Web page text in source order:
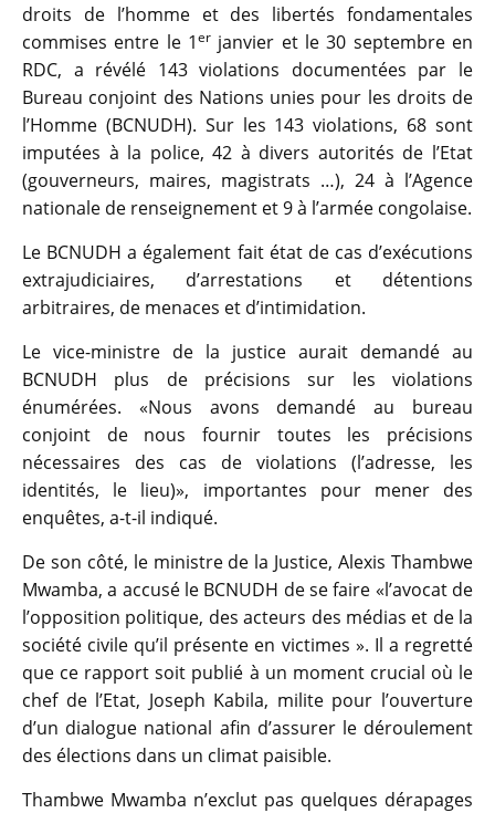
droits de l’homme et des libertés fondamentales
commises entre le 1er janvier et le 30 septembre en
RDC, a révélé 143 violations documentées par le
Bureau conjoint des Nations unies pour les droits de
l’Homme (BCNUDH). Sur les 143 violations, 68 sont
imputées à la police, 42 à divers autorités de l’Etat
(gouverneurs, maires, magistrats …), 24 à l’Agence
nationale de renseignement et 9 à l’armée congolaise.
Le BCNUDH a également fait état de cas d’exécutions
extrajudiciaires, d’arrestations et détentions
arbitraires, de menaces et d’intimidation.
Le vice-ministre de la justice aurait demandé au
BCNUDH plus de précisions sur les violations
énumérées. «Nous avons demandé au bureau
conjoint de nous fournir toutes les précisions
nécessaires des cas de violations (l’adresse, les
identités, le lieu)», importantes pour mener des
enquêtes, a-t-il indiqué.
De son côté, le ministre de la Justice, Alexis Thambwe
Mwamba, a accusé le BCNUDH de se faire «l’avocat de
l’opposition politique, des acteurs des médias et de la
société civile qu’il présente en victimes ». Il a regretté
que ce rapport soit publié à un moment crucial où le
chef de l’Etat, Joseph Kabila, milite pour l’ouverture
d’un dialogue national afin d’assurer le déroulement
des élections dans un climat paisible.
Thambwe Mwamba n’exclut pas quelques dérapages